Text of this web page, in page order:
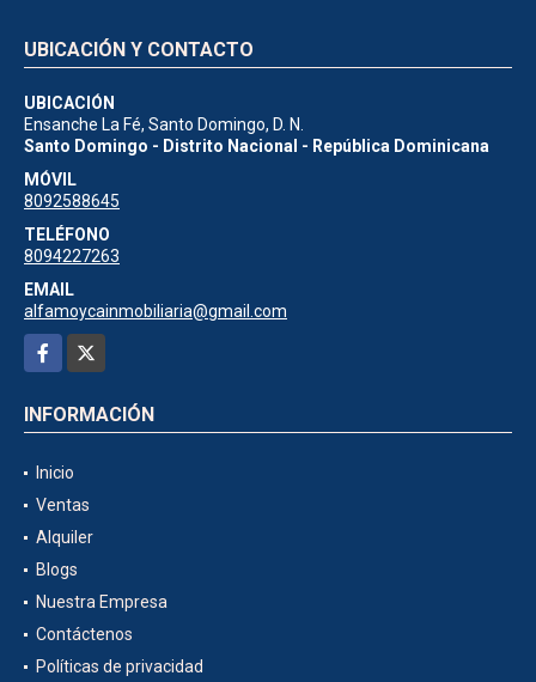
UBICACIÓN Y CONTACTO
UBICACIÓN
Ensanche La Fé, Santo Domingo, D. N.
Santo Domingo - Distrito Nacional - República Dominicana
MÓVIL
8092588645
TELÉFONO
8094227263
EMAIL
alfamoycainmobiliaria@gmail.com
Facebook
INFORMACIÓN
Inicio
Ventas
Alquiler
Blogs
Nuestra Empresa
Contáctenos
Políticas de privacidad